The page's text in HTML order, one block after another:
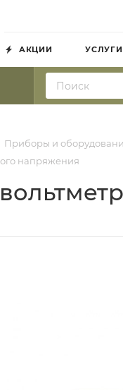
АКЦИИ УСЛУГИ
Приборы и
напряжения